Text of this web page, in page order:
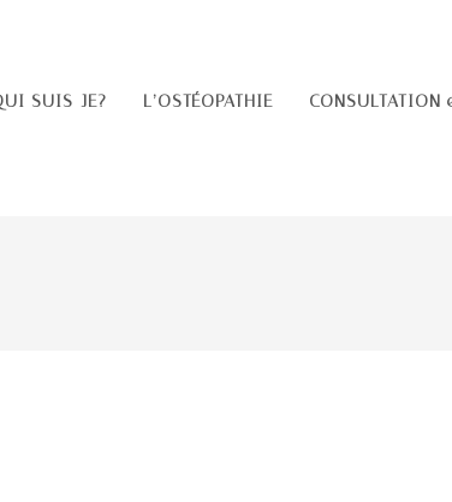
SUIS-JE? L’OSTÉOPATHIE CONSULTATION